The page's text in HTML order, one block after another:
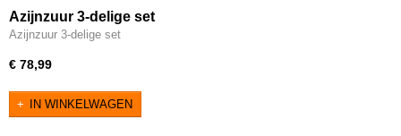
Azijnzuur 3-delige set
Azijnzuur 3-delige set
€ 78,99
IN WINKELWAGEN